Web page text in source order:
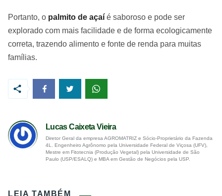
Portanto, o palmito de açaí é saboroso e pode ser
explorado com mais facilidade e de forma ecologicamente
correta, trazendo alimento e fonte de renda para muitas
famílias.
Lucas Caixeta Vieira
Diretor Geral da empresa AGROMATRIZ e Sócio-Proprietário da Fazenda
4L. Engenheiro Agrônomo pela Universidade Federal de Viçosa (UFV),
Mestre em Fitotecnia (Produção Vegetal) pela Universidade de São
Paulo (USP/ESALQ) e MBA em Gestão de Negócios pela USP.
LEIA TAMBÉM